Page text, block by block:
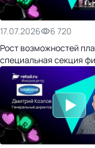
17.07.2026
6 720
Рост возможностей
специальная секция